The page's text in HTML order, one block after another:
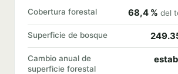
Cobertura forestal 68,4 % del
Superficie de bosque
Cambio anual de
superficie forestal